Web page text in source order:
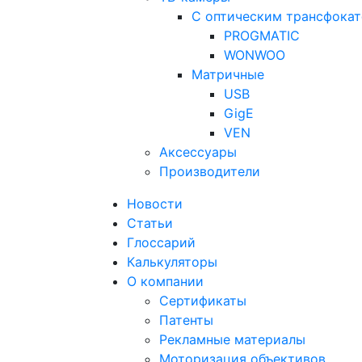
С оптическим
PROGMATIC
WONWOO
Матричные
USB
GigE
VEN
Аксессуары
Производители
Новости
Статьи
Глоссарий
Калькуляторы
О компании
Сертификаты
Патенты
Рекламные материалы
Моторизация объективов